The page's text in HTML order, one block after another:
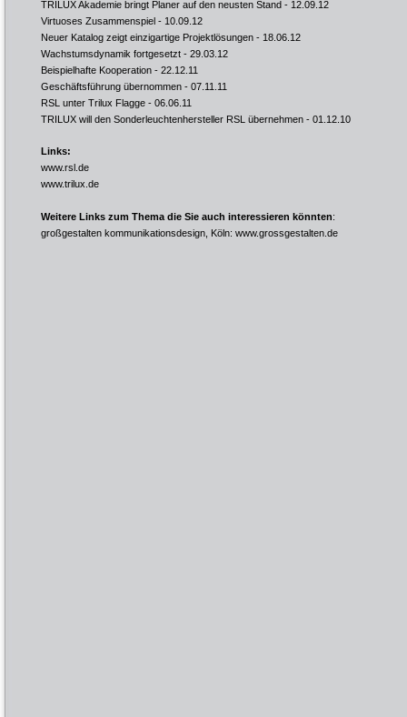
TRILUX Akademie bringt Planer auf den neusten Stand - 12.09.12
Virtuoses Zusammenspiel - 10.09.12
Neuer Katalog zeigt einzigartige Projektlösungen - 18.06.12
Wachstumsdynamik fortgesetzt - 29.03.12
Beispielhafte Kooperation - 22.12.11
Geschäftsführung übernommen - 07.11.11
RSL unter Trilux Flagge - 06.06.11
TRILUX will den Sonderleuchtenhersteller RSL übernehmen - 01.12.10
Links:
www.rsl.de
www.trilux.de
Weitere Links zum Thema die Sie auch interessieren könnten:
großgestalten kommunikationsdesign, Köln: www.grossgestalten.de